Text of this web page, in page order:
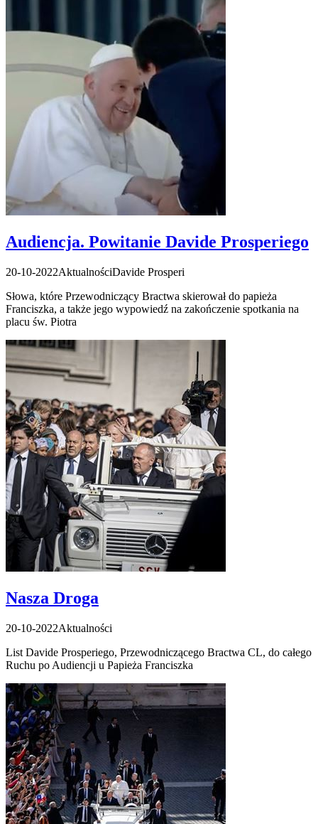
Audiencja. Powitanie Davide Prosperiego
20-10-2022AktualnościDavide Prosperi
Słowa, które Przewodniczący Bractwa skierował do papieża
Franciszka, a także jego wypowiedź na zakończenie spotkania na
placu św. Piotra
Nasza Droga
20-10-2022Aktualności
List Davide Prosperiego, Przewodniczącego Bractwa CL, do całego
Ruchu po Audiencji u Papieża Franciszka